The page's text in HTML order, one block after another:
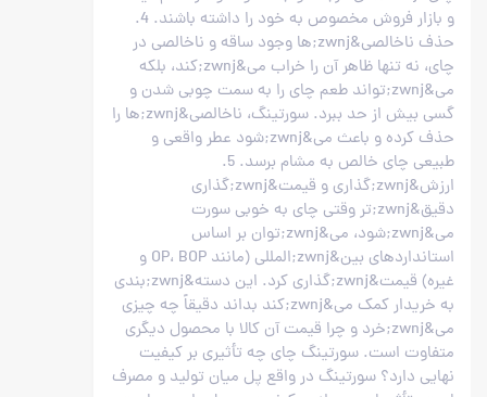
و بازار فروش مخصوص به خود را داشته باشند. 4.
حذف ناخالصی&zwnj;ها وجود ساقه و ناخالصی در
چای، نه تنها ظاهر آن را خراب می&zwnj;کند، بلکه
می&zwnj;تواند طعم چای را به سمت چوبی شدن و
گسی بیش از حد ببرد. سورتینگ، ناخالصی&zwnj;ها را
حذف کرده و باعث می&zwnj;شود عطر واقعی و
طبیعی چای خالص به مشام برسد. 5.
ارزش&zwnj;گذاری و قیمت&zwnj;گذاری
دقیق&zwnj;تر وقتی چای به خوبی سورت
می&zwnj;شود، می&zwnj;توان بر اساس
استانداردهای بین&zwnj;المللی (مانند OP، BOP و
غیره) قیمت&zwnj;گذاری کرد. این دسته&zwnj;بندی
به خریدار کمک می&zwnj;کند بداند دقیقاً چه چیزی
می&zwnj;خرد و چرا قیمت آن کالا با محصول دیگری
متفاوت است. سورتینگ چای چه تأثیری بر کیفیت
نهایی دارد؟ سورتینگ در واقع پل میان تولید و مصرف